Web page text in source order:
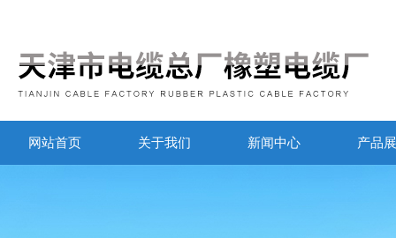
网站首页 关于我们 新闻中心 产品